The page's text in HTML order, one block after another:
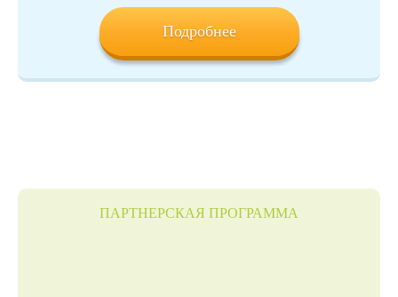
Подробнее
ПАРТНЕРСКАЯ ПРОГРАММА